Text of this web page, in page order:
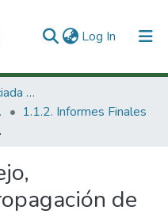
Log In (current)
1. Investigación Financiada con Recursos Públicos
1.1.2. Informes Finales
de